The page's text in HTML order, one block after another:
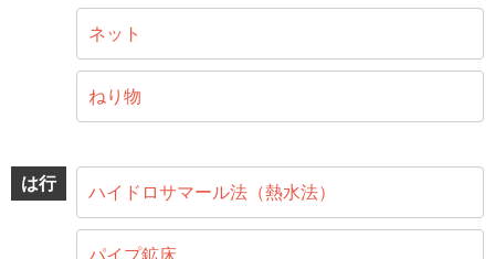
ネット
ねり物
は行 ハイドロサマール法（熱水法）
パイプ鉱床